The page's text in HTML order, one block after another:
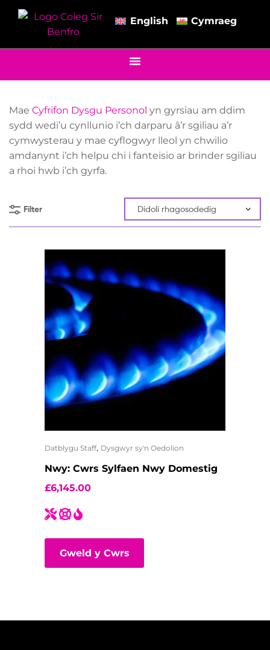
English Cymraeg
Mae Cyfrifon Dysgu Personol yn gyrsiau am ddim
sydd wedi’u cynllunio i’ch darparu â’r sgiliau a’r
cymwysterau y mae cyflogwyr lleol yn chwilio
amdanynt i’ch helpu chi i fanteisio ar brinder sgiliau
a rhoi hwb i’ch gyrfa.
Filter
Datblygu Staff, Dysgwyr sy'n Oedolion
Nwy: Cwrs Sylfaen Nwy Domestig
£6,145.00
Gweld y Cwrs